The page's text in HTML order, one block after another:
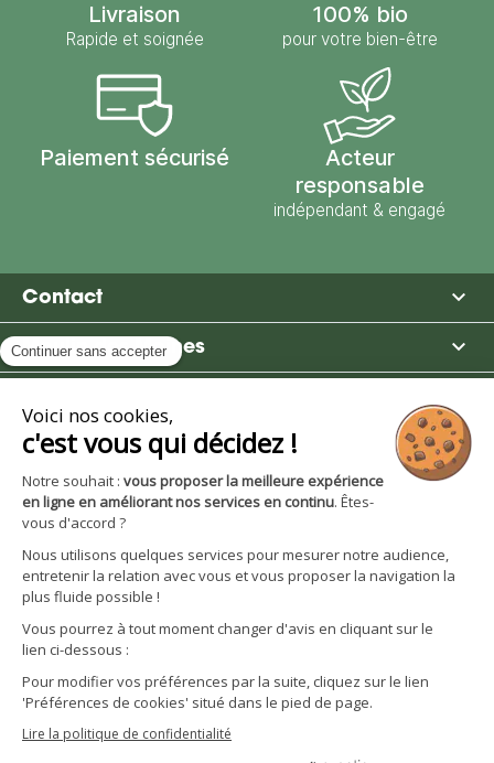
Livraison
Rapide et soignée
100% bio
pour votre bien-être
Paiement sécurisé
Acteur
responsable
indépendant & engagé
Contact 
Moulin des Moines 
Avantages et services 